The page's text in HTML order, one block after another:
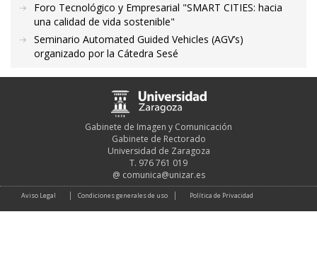
Foro Tecnológico y Empresarial "SMART CITIES: hacia
una calidad de vida sostenible"
Seminario Automated Guided Vehicles (AGV’s)
organizado por la Cátedra Sesé
Gabinete de Imagen y Comunicación
Gabinete de Rectorado
Universidad de Zaragoza
T. 976 761 019
@ comunica@unizar.es
Aviso Legal Condiciones generales de uso Política de Privacidad